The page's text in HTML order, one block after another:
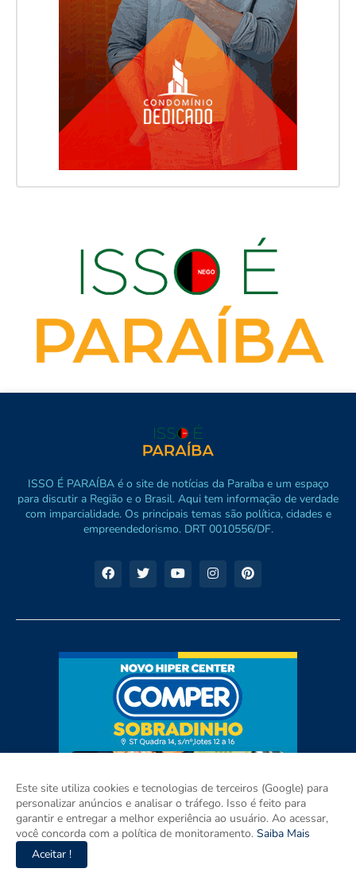
ISSO É PARAÍBA é o site de notícias da Paraíba e um espaço
para discutir a Região e o Brasil. Aqui tem informação de verdade
com imparcialidade. Os principais temas são política, cidades e
empreendedorismo. DRT 0010556/DF.
Este site utiliza cookies e tecnologias de terceiros (Google) para
personalizar anúncios e analisar o tráfego. Isso é feito para
garantir e entregar a melhor experiência ao usuário. Ao acessar,
você concorda com a política de monitoramento. Saiba Mais
Aceitar !